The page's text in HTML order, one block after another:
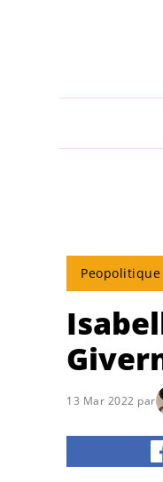
Peopolitique
13 Mar 2022 par